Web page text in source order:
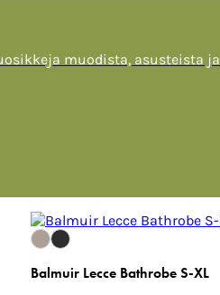
muodista, asusteista ja
Balmuir Lecce Bathrobe S-XL